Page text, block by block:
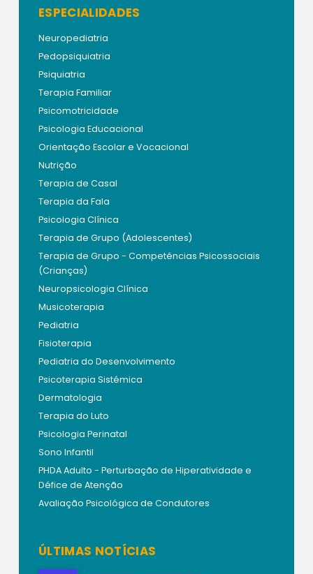
ESPECIALIDADES
Neuropediatria
Pedopsiquiatria
Psiquiatria
Terapia Familiar
Psicomotricidade
Psicologia Educacional
Orientação Escolar e Vocacional
Nutrição
Terapia de Casal
Terapia da Fala
Psicologia Clínica
Terapia de Grupo (Adolescentes)
Terapia de Grupo - Competências Psicossociais
(Crianças)
Neuropsicologia Clínica
Musicoterapia
Pediatria
Fisioterapia
Pediatria do Desenvolvimento
Psicoterapia Sistémica
Dermatologia
Terapia do Luto
Psicologia Perinatal
Sono Infantil
PHDA Adulto - Perturbação de Hiperatividade e
Défice de Atenção
Avaliação Psicológica de Condutores
ÚLTIMAS NOTÍCIAS